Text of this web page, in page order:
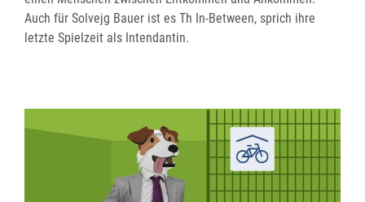
Auch für Solvejg Bauer ist es Th In-Between, sprich ihre
letzte Spielzeit als Intendantin.